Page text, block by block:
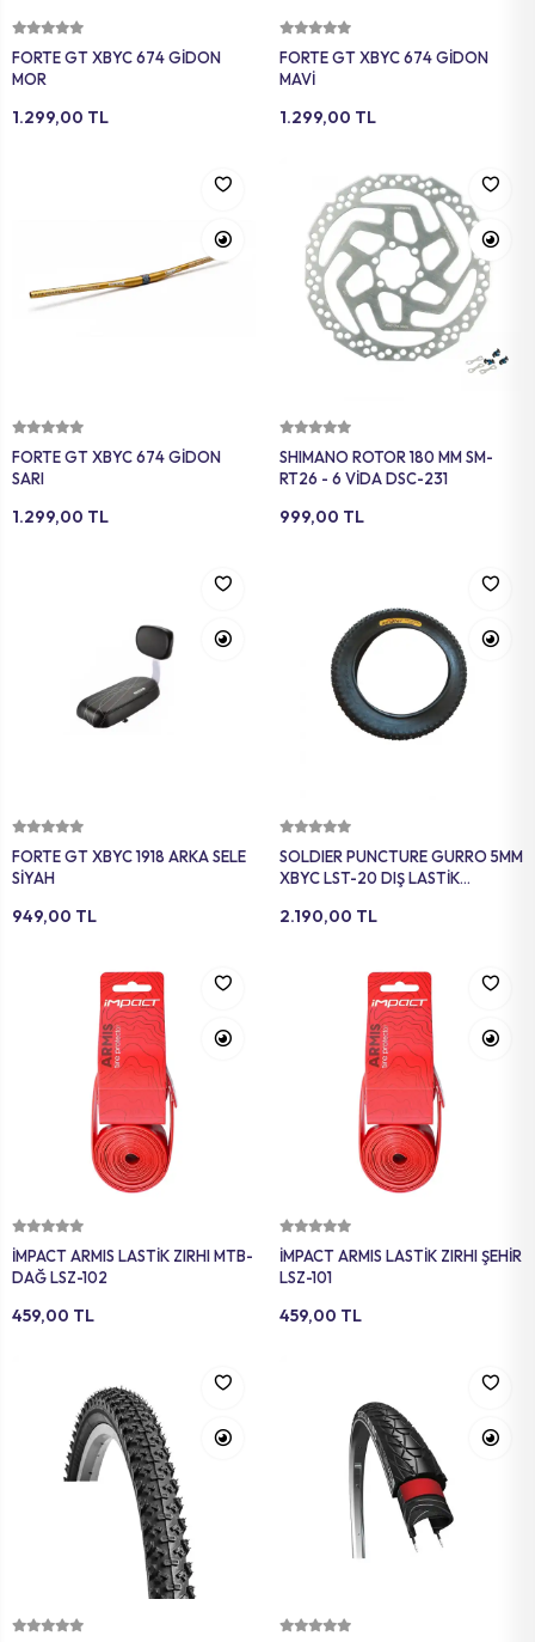
FORTE GT XBYC 674 GİDON
MOR
1.299,00 TL
FORTE GT XBYC 674 GİDON
MAVİ
1.299,00 TL
FORTE GT XBYC 674 GİDON
SARI
1.299,00 TL
SHIMANO ROTOR 180 MM SM-
RT26 - 6 VİDA DSC-231
999,00 TL
FORTE GT XBYC 1918 ARKA SELE
SİYAH
949,00 TL
SOLDIER PUNCTURE GURRO 5MM
XBYC LST-20 DIŞ LASTİK
2.190,00 TL
İMPACT ARMIS LASTİK ZIRHI MTB-
DAĞ LSZ-102
459,00 TL
İMPACT ARMIS LASTİK ZIRHI ŞEHİR
LSZ-101
459,00 TL